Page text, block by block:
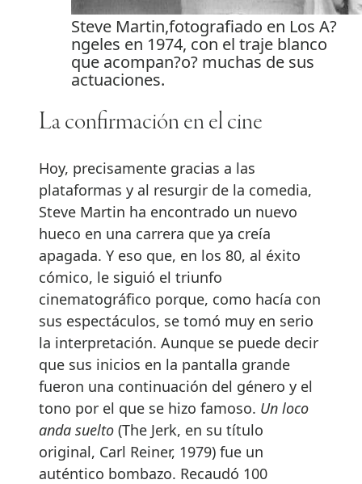
Steve Martin,fotografiado en Los A?
ngeles en 1974, con el traje blanco
que acompan?o? muchas de sus
actuaciones.
La confirmación en el cine
Hoy, precisamente gracias a las
plataformas y al resurgir de la comedia,
Steve Martin ha encontrado un nuevo
hueco en una carrera que ya creía
apagada. Y eso que, en los 80, al éxito
cómico, le siguió el triunfo
cinematográfico porque, como hacía con
sus espectáculos, se tomó muy en serio
la interpretación. Aunque se puede decir
que sus inicios en la pantalla grande
fueron una continuación del género y el
tono por el que se hizo famoso. Un loco
anda suelto (The Jerk, en su título
original, Carl Reiner, 1979) fue un
auténtico bombazo. Recaudó 100